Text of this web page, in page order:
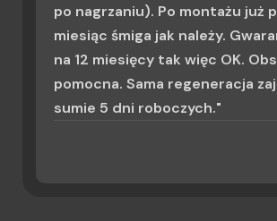
po nagrzaniu). Po montażu już
miesiąc śmiga jak należy.
na 12 miesięcy tak więc OK.
pomocna. Sama regeneracja
sumie 5 dni roboczych."